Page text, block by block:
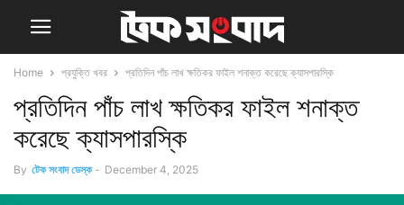
Home প্রযুক্তি খবর প্রতিদিন পাঁচ লাখ ক্ষতিকর ফাইল শনাক্ত করেছে ক্যাসপারস্কি
প্রতিদিন পাঁচ লাখ ক্ষতিকর ফাইল শনাক্ত
করেছে ক্যাসপারস্কি
By টেক সংবাদ ডেস্ক - December 4, 2025